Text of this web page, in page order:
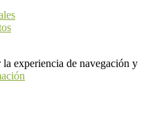
experiencia de navegación y